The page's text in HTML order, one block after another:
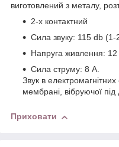
виготовлений з металу,
2-х контактний
Сила звуку: 115 db (1-
Напруга живлення: 12
Сила струму: 8 А.
Звук в
мембрані, вібруючої під
Приховати